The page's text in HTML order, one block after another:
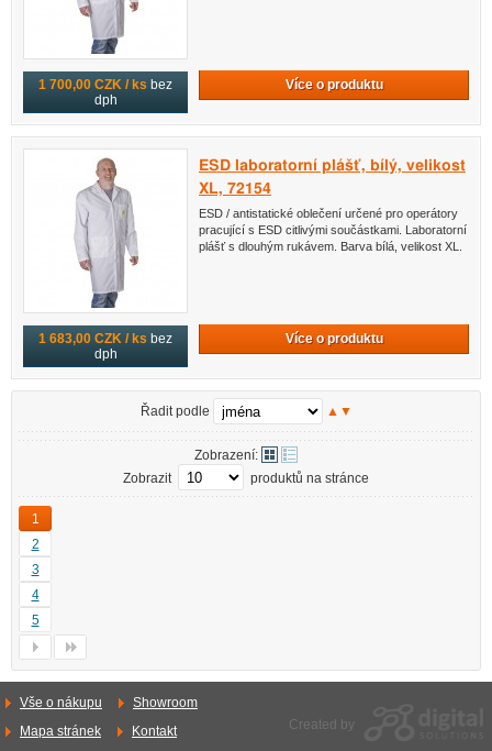
1 700,00 CZK / ks bez
dph
Více o produktu
1 683,00 CZK / ks bez
dph
ESD laboratorní plášť, bílý, velikost
XL, 72154
ESD / antistatické oblečení určené pro operátory
pracující s ESD citlivými součástkami. Laboratorní
plášť s dlouhým rukávem. Barva bílá, velikost XL.
Více o produktu
Řadit podle ▲ ▼
Zobrazení:
Zobrazit
produktů na stránce
1
2
3
4
5
Vše o nákupu
Showroom
Mapa stránek
Kontakt Created by